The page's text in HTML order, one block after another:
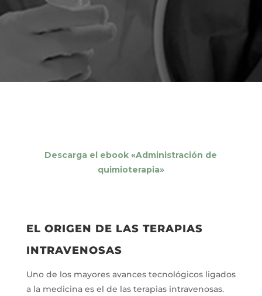
Descarga el ebook «Administración de
quimioterapia»
EL ORIGEN DE LAS TERAPIAS
INTRAVENOSAS
Uno de los mayores avances tecnológicos ligados
a la medicina es el de las terapias intravenosas.